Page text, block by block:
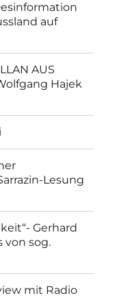
auf
AUS
Hajek
Lesung
Gerhard
von sog.
mit Radio